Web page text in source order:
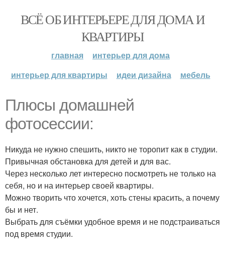
ВСЁ ОБ ИНТЕРЬЕРЕ ДЛЯ ДОМА И
КВАРТИРЫ
главная
интерьер для дома
интерьер для квартиры
идеи дизайна мебель
Плюсы домашней
фотосессии:
Никуда не нужно спешить, никто не торопит как в студии.
Привычная обстановка для детей и для вас.
Через несколько лет интересно посмотреть не только на
себя, но и на интерьер своей квартиры.
Можно творить что хочется, хоть стены красить, а почему
бы и нет.
Выбрать для съёмки удобное время и не подстраиваться
под время студии.